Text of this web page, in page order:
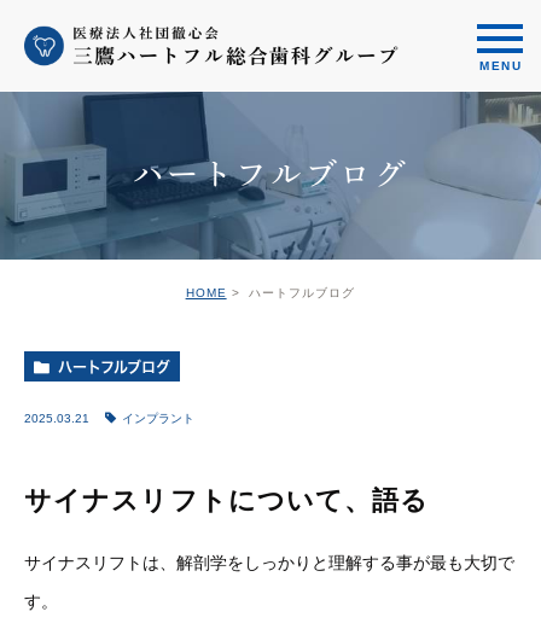
ハートフルブログ
HOME ハートフルブログ
ハートフルブログ
2025.03.21 インプラント
サイナスリフトについて、語る
サイナスリフトは、解剖学をしっかりと理解する事が最も大切で
す。